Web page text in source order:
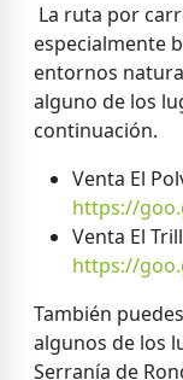
La ruta por
especialmente
entornos
alguno de los
continuación.
Venta El
https://
Venta El
https://
También
algunos de los
Serranía de